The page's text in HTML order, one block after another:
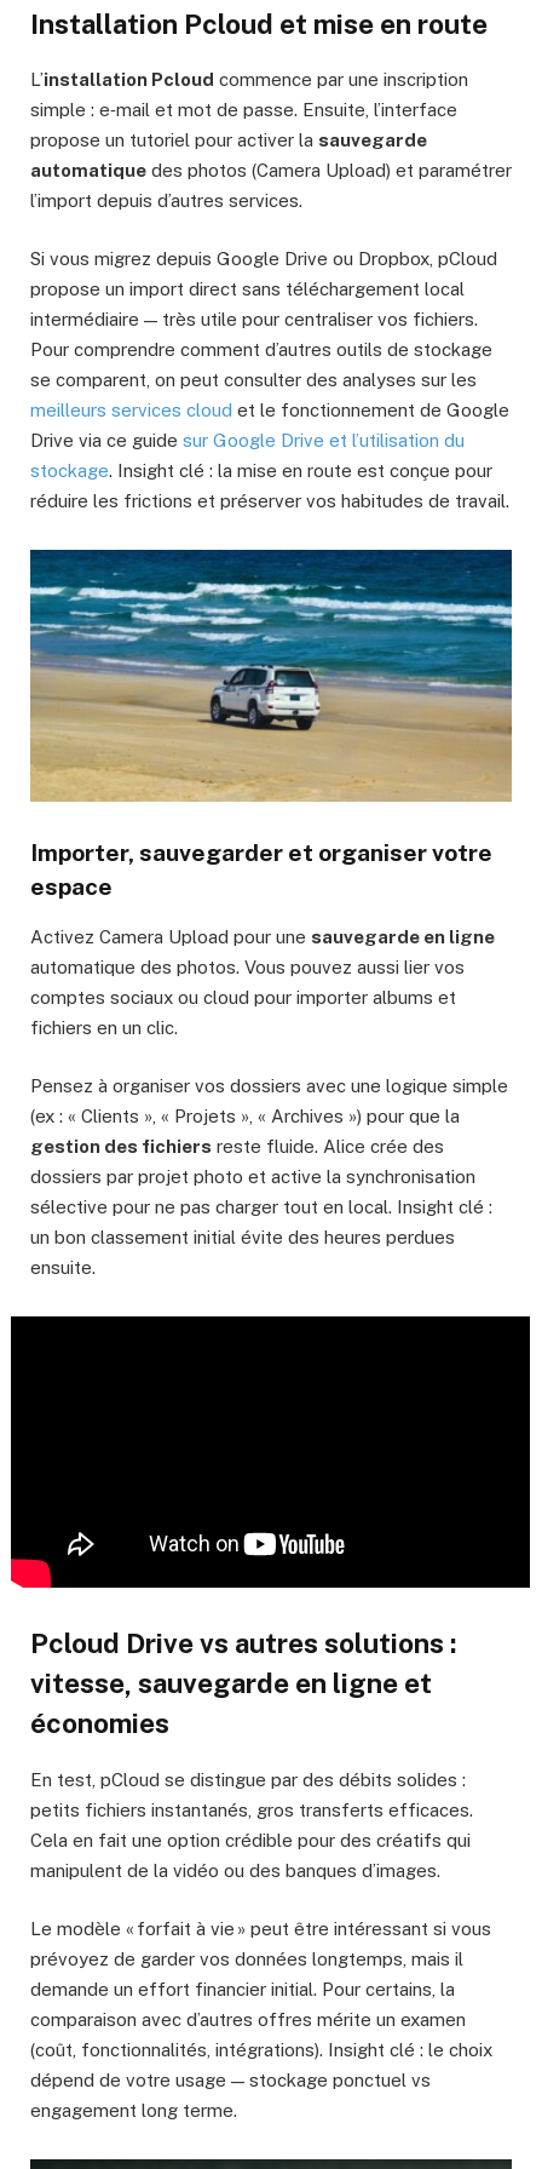
Installation Pcloud et mise en route
L’installation Pcloud commence par une inscription
simple : e‑mail et mot de passe. Ensuite, l’interface
propose un tutoriel pour activer la sauvegarde
automatique des photos (Camera Upload) et paramétrer
l’import depuis d’autres services.
Si vous migrez depuis Google Drive ou Dropbox, pCloud
propose un import direct sans téléchargement local
intermédiaire — très utile pour centraliser vos fichiers.
Pour comprendre comment d’autres outils de stockage
se comparent, on peut consulter des analyses sur les
meilleurs services cloud et le fonctionnement de Google
Drive via ce guide sur Google Drive et l’utilisation du
stockage. Insight clé : la mise en route est conçue pour
réduire les frictions et préserver vos habitudes de travail.
Importer, sauvegarder et organiser votre
espace
Activez Camera Upload pour une sauvegarde en ligne
automatique des photos. Vous pouvez aussi lier vos
comptes sociaux ou cloud pour importer albums et
fichiers en un clic.
Pensez à organiser vos dossiers avec une logique simple
(ex : « Clients », « Projets », « Archives ») pour que la
gestion des fichiers reste fluide. Alice crée des
dossiers par projet photo et active la synchronisation
sélective pour ne pas charger tout en local. Insight clé :
un bon classement initial évite des heures perdues
ensuite.
Pcloud Drive vs autres solutions :
vitesse, sauvegarde en ligne et
économies
En test, pCloud se distingue par des débits solides :
petits fichiers instantanés, gros transferts efficaces.
Cela en fait une option crédible pour des créatifs qui
manipulent de la vidéo ou des banques d’images.
Le modèle « forfait à vie » peut être intéressant si vous
prévoyez de garder vos données longtemps, mais il
demande un effort financier initial. Pour certains, la
comparaison avec d’autres offres mérite un examen
(coût, fonctionnalités, intégrations). Insight clé : le choix
dépend de votre usage — stockage ponctuel vs
engagement long terme.